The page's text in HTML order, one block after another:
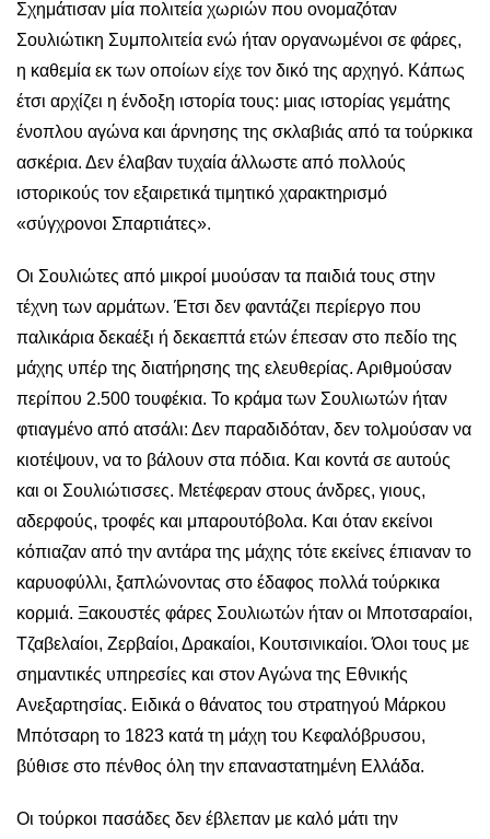
Σχημάτισαν μία πολιτεία χωριών που ονομαζόταν
Σουλιώτικη Συμπολιτεία ενώ ήταν οργανωμένοι σε φάρες,
η καθεμία εκ των οποίων είχε τον δικό της αρχηγό. Κάπως
έτσι αρχίζει η ένδοξη ιστορία τους: μιας ιστορίας γεμάτης
ένοπλου αγώνα και άρνησης της σκλαβιάς από τα τούρκικα
ασκέρια. Δεν έλαβαν τυχαία άλλωστε από πολλούς
ιστορικούς τον εξαιρετικά τιμητικό χαρακτηρισμό
«σύγχρονοι Σπαρτιάτες».
Οι Σουλιώτες από μικροί μυούσαν τα παιδιά τους στην
τέχνη των αρμάτων. Έτσι δεν φαντάζει περίεργο που
παλικάρια δεκαέξι ή δεκαεπτά ετών έπεσαν στο πεδίο της
μάχης υπέρ της διατήρησης της ελευθερίας. Αριθμούσαν
περίπου 2.500 τουφέκια. Το κράμα των Σουλιωτών ήταν
φτιαγμένο από ατσάλι: Δεν παραδιδόταν, δεν τολμούσαν να
κιοτέψουν, να το βάλουν στα πόδια. Και κοντά σε αυτούς
και οι Σουλιώτισσες. Μετέφεραν στους άνδρες, γιους,
αδερφούς, τροφές και μπαρουτόβολα. Και όταν εκείνοι
κόπιαζαν από την αντάρα της μάχης τότε εκείνες έπιαναν το
καρυοφύλλι, ξαπλώνοντας στο έδαφος πολλά τούρκικα
κορμιά. Ξακουστές φάρες Σουλιωτών ήταν οι Μποτσαραίοι,
Τζαβελαίοι, Ζερβαίοι, Δρακαίοι, Κουτσινικαίοι. Όλοι τους με
σημαντικές υπηρεσίες και στον Αγώνα της Εθνικής
Ανεξαρτησίας. Ειδικά ο θάνατος του στρατηγού Μάρκου
Μπότσαρη το 1823 κατά τη μάχη του Κεφαλόβρυσου,
βύθισε στο πένθος όλη την επαναστατημένη Ελλάδα.
Οι τούρκοι πασάδες δεν έβλεπαν με καλό μάτι την